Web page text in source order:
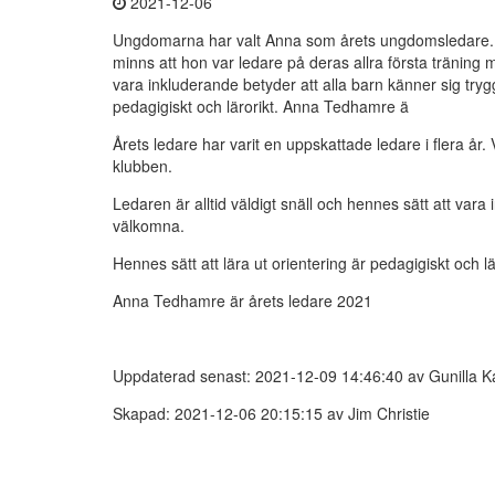
Ungdomarna har valt Anna som årets
minns att hon var ledare på deras allra första träning
vara inkluderande betyder att alla barn känner sig
pedagigiskt och lärorikt. Anna Tedhamre ä
Årets ledare har varit en uppskattade ledare i flera
klubben.
Ledaren är alltid väldigt snäll och hennes sätt att
välkomna.
Hennes sätt att lära ut orientering är pedagigiskt och
Anna Tedhamre är årets ledare 2021
Uppdaterad senast: 2021-12-09 14:46:40 av Gunilla
Skapad: 2021-12-06 20:15:15 av Jim Christie